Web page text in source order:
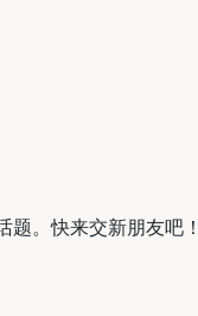
题。快来交新朋友吧！